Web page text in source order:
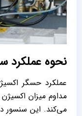
نحوه عملکرد
عملکرد حسگر
مداوم میزان
می‌کند. این